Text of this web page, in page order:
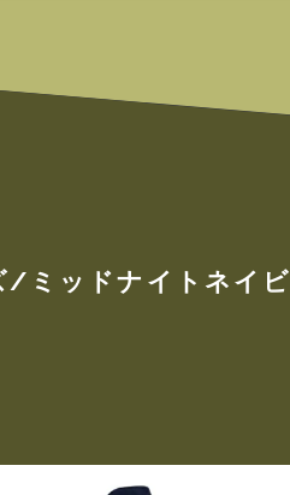
ミッドナイトネイビ